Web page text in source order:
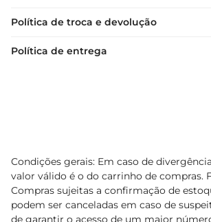
Política de troca e devolução
Política de entrega
Condições gerais: Em caso de
valor válido é o do carrinho de compras.
Compras sujeitas a confirmação de
podem ser canceladas em caso de
de garantir o acesso de um maior